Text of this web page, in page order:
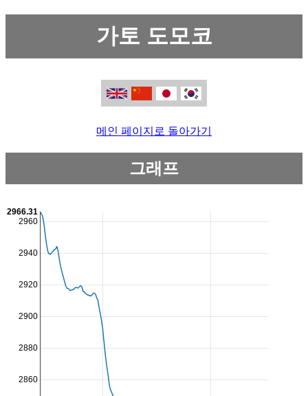
가토 도모코
메인 페이지로 돌아가기
그래프
2860
2880
2900
2920
2940
2960
2966.31